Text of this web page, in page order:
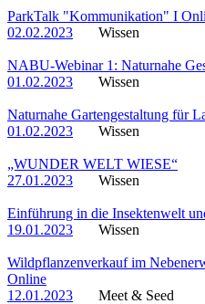
ParkTalk "Kommunikation" I
02.02.2023
Wissen
NABU-Webinar 1: Naturnahe
01.02.2023
Wissen
Naturnahe Gartengestaltung für
01.02.2023
Wissen
„WUNDER WELT WIESE“
27.01.2023
Wissen
Einführung in die Insektenwelt
19.01.2023
Wissen
Wildpflanzenverkauf im
Online
12.01.2023
Meet & Seed